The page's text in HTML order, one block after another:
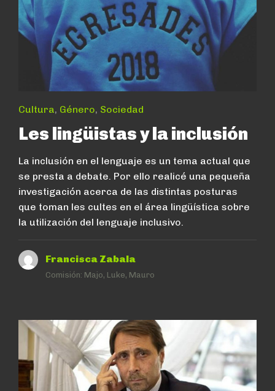
Cultura, Género, Sociedad
Les lingüistas y la inclusión
La inclusión en el lenguaje es un tema actual que
se presta a debate. Por ello realicé una pequeña
investigación acerca de las distintas posturas
que toman les cultes en el área lingüística sobre
la utilización del lenguaje inclusivo.
Francisca Zabala
Comisión: Majo, Luke, Mauro